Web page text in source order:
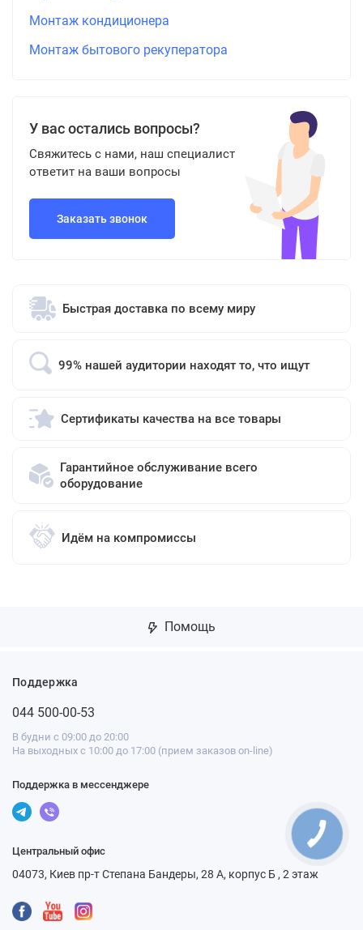
Монтаж кондиционера
Монтаж бытового рекуператора
У вас остались вопросы?
Свяжитесь с нами, наш специалист
ответит на ваши вопросы
Заказать звонок
Быстрая доставка по всему миру
99% нашей аудитории находят то, что ищут
Сертификаты качества на все товары
Гарантийное обслуживание всего
оборудование
Идём на компромиссы
Помощь
Поддержка
044 500-00-53
В будни с 09:00 до 20:00
На выходных с 10:00 до 17:00 (прием заказов on-line)
Поддержка в мессенджере
Центральный офис
04073, Киев пр-т Степана Бандеры, 28 А, корпус Б , 2 этаж